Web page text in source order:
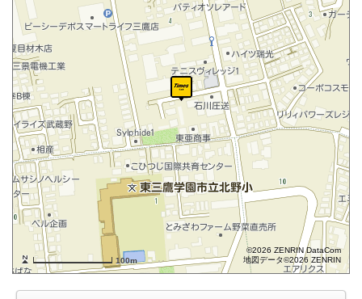
100m
©2026 ZENRIN DataCom
地図データ©2026 ZENRIN